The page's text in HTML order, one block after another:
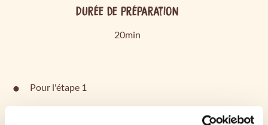
Durée de préparation
20min
Pour l'étape 1